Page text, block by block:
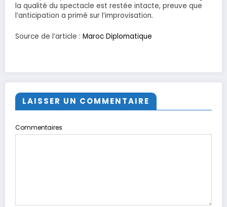
la qualité du spectacle est restée intacte, preuve que
l’anticipation a primé sur l’improvisation.
Source de l’article : Maroc Diplomatique
LAISSER UN COMMENTAIRE
Commentaires